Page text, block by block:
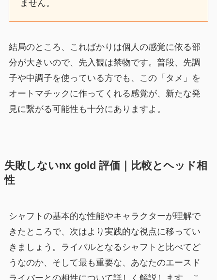
ません。
結局のところ、こればかりは個人の感覚に依る部
分が大きいので、先入観は禁物です。普段、先調
子や中調子を使っている方でも、この「タメ」を
オートマチックに作ってくれる感覚が、新たな発
見に繋がる可能性も十分にありますよ。
失敗しないnx gold 評価｜比較とヘッド相
性
シャフトの基本的な性能やキャラクターが理解で
きたところで、次はより実践的な視点に移ってい
きましょう。ライバルとなるシャフトと比べてど
うなのか、そして最も重要な、あなたのエースド
ライバーとの相性について詳しく解説します。こ